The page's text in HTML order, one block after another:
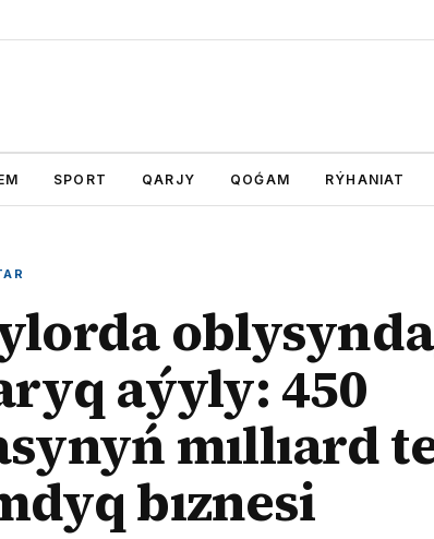
SPORT QARJY QOǴAM RÝHANIAT
aýyly: 450
mıllıard
bıznesi